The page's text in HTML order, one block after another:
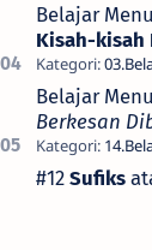
Belajar
Kisah-kisah
Belajar
Berkesan
#12 Sufiks